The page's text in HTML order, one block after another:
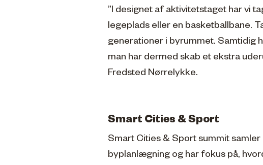
”I designet af aktivitetstaget har vi
legeplads eller en basketballbane.
generationer i byrummet. Samtidig
man har dermed skab et ekstra
Fredsted Nørrelykke.
Smart Cities & Sport
Smart Cities & Sport summit
byplanlægning og har fokus på,